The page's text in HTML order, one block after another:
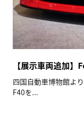
【展示車両追加】
四国自動車博物館よ
F40を...